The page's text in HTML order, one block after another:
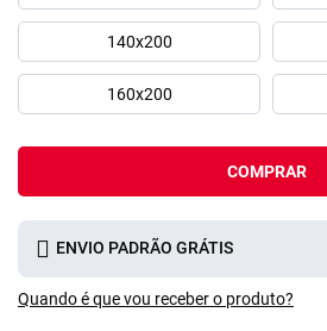
140x200
160x200
COMPRAR
ENVIO PADRÃO GRÁTIS
Quando é que vou receber o produto?